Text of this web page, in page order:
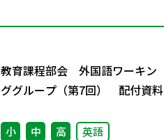
教育課程部会 外国語ワーキン
ググループ（第7回） 配付資料
小 中 高 英語